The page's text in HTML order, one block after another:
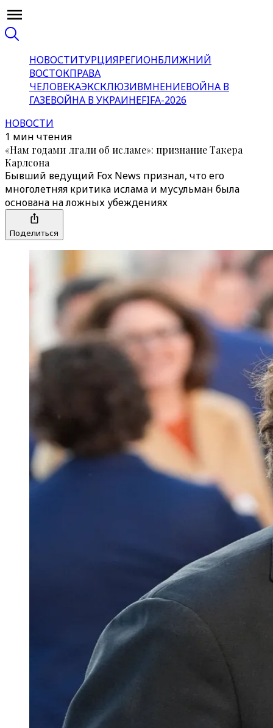
НОВОСТИТУРЦИЯРЕГИОНБЛИЖНИЙ
ВОСТОКПРАВА
ЧЕЛОВЕКАЭКСКЛЮЗИВМНЕНИЕВОЙНА В
ГАЗЕВОЙНА В УКРАИНЕFIFA-2026
НОВОСТИ
1 мин чтения
«Нам годами лгали об исламе»: признание Такера
Карлсона
Бывший ведущий Fox News признал, что его
многолетняя критика ислама и мусульман была
основана на ложных убеждениях
Поделиться